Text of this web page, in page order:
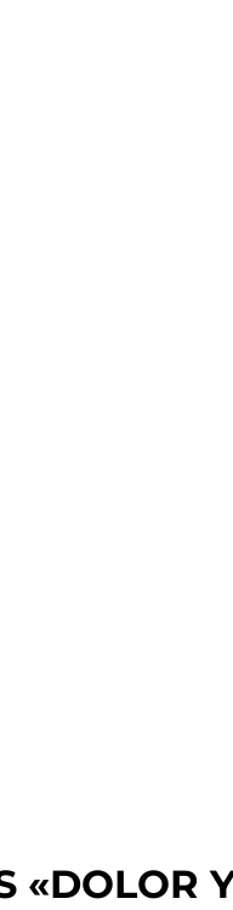
«DOLOR